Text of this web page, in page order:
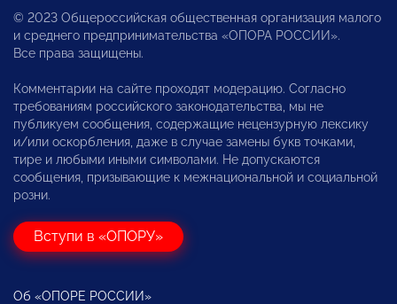
© 2023 Общероссийская общественная организация малого
и среднего предпринимательства «ОПОРА РОССИИ».
Все права защищены.
Комментарии на сайте проходят модерацию. Согласно
требованиям российского законодательства, мы не
публикуем сообщения, содержащие нецензурную лексику
и/или оскорбления, даже в случае замены букв точками,
тире и любыми иными символами. Не допускаются
сообщения, призывающие к межнациональной и социальной
розни.
Вступи в «ОПОРУ»
Об «ОПОРЕ РОССИИ»